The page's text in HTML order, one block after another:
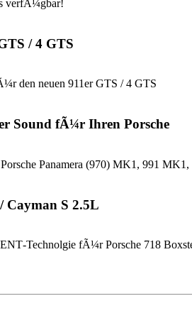
verfÃ¼gbar!
/ 4 GTS
den neuen 911er GTS / 4 GTS
Sound fÃ¼r Ihren Porsche
Panamera (970) MK1, 991
Cayman S 2.5L
fÃ¼r Porsche 718